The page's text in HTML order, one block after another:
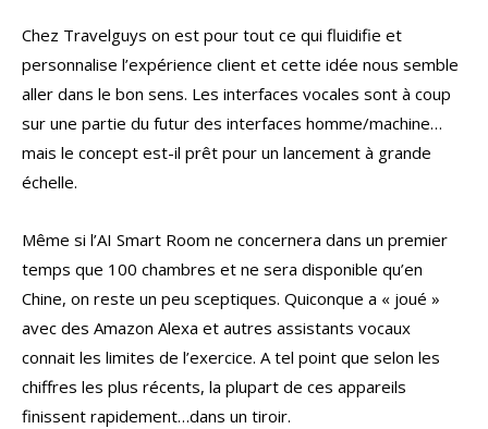
Chez Travelguys on est pour tout ce qui fluidifie et
personnalise l’expérience client et cette idée nous semble
aller dans le bon sens. Les interfaces vocales sont à coup
sur une partie du futur des interfaces homme/machine…
mais le concept est-il prêt pour un lancement à grande
échelle.
Même si l’AI Smart Room ne concernera dans un premier
temps que 100 chambres et ne sera disponible qu’en
Chine, on reste un peu sceptiques. Quiconque a « joué »
avec des Amazon Alexa et autres assistants vocaux
connait les limites de l’exercice. A tel point que selon les
chiffres les plus récents, la plupart de ces appareils
finissent rapidement…dans un tiroir.